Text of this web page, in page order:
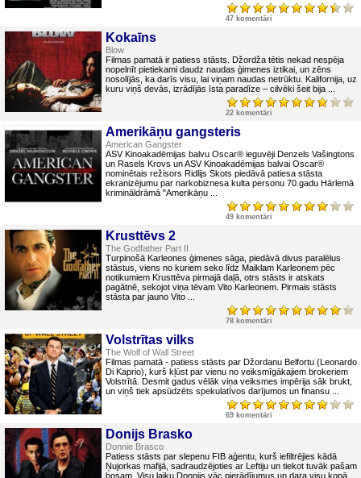
47 komentāri
Kokaīns
Blow
Filmas pamatā ir patiess stāsts. Džordža tētis nekad nespēja
nopelnīt pietiekami daudz naudas ģimenes iztikai, un zēns
nosolījās, ka darīs visu, lai viņam naudas netrūktu. Kalifornija, uz
kuru viņš devās, izrādījās īsta paradīze – cilvēki šeit bija ...
22 komentāri
Amerikāņu gangsteris
American Gangster
ASV Kinoakadēmijas balvu Oscar® ieguvēji Denzels Vašingtons
un Rasels Krovs un ASV Kinoakadēmijas balvai Oscar®
nominētais režisors Ridlijs Skots piedāvā patiesa stāsta
ekranizējumu par narkobiznesa kulta personu 70.gadu Hārlemā
krimināldrāmā "Amerikāņu ...
49 komentāri
Krusttēvs 2
The Godfather Part II
Turpinošā Karleones ģimenes sāga, piedāvā divus paralēlus
stāstus, viens no kuriem seko līdz Maiklam Karleonem pēc
notikumiem Krusttēva pirmajā daļā, otrs stāsts ir atskats
pagātnē, sekojot viņa tēvam Vito Karleonem. Pirmais stāsts
stāsta par jauno Vito ...
78 komentāri
Volstrītas vilks
The Wolf of Wall Street
Filmas pamatā - patiess stāsts par Džordanu Belfortu (Leonardo
Di Kaprio), kurš kļūst par vienu no veiksmīgākajiem brokeriem
Volstrītā. Desmit gadus vēlāk viņa veiksmes impērija sāk brukt,
un viņš tiek apsūdzēts spekulatīvos darījumos un finansu ...
69 komentāri
Donijs Brasko
Donnie Brasco
Patiess stāsts par slepenu FIB aģentu, kurš iefiltrējies kādā
Ņujorkas mafijā, sadraudzējoties ar Leftiju un tiekot tuvāk pašam
bosam. Visu laiku Donnijs vāc pierādījumus un dara visu kopā